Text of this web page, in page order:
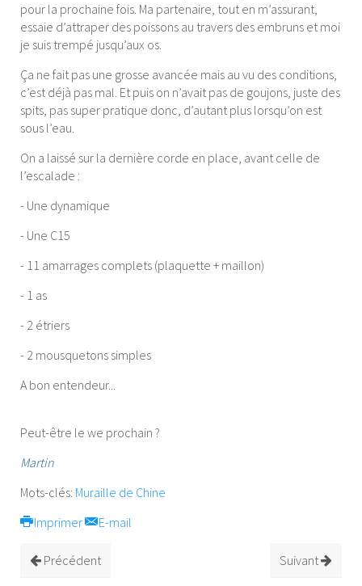
pour la prochaine fois. Ma partenaire, tout en m’assurant,
essaie d’attraper des poissons au travers des embruns et moi
je suis trempé jusqu’aux os.
Ça ne fait pas une grosse avancée mais au vu des conditions,
c’est déjà pas mal. Et puis on n’avait pas de goujons, juste des
spits, pas super pratique donc, d’autant plus lorsqu’on est
sous l’eau.
On a laissé sur la dernière corde en place, avant celle de
l’escalade :
- Une dynamique
- Une C15
- 11 amarrages complets (plaquette + maillon)
- 1 as
- 2 étriers
- 2 mousquetons simples
A bon entendeur...
Peut-être le we prochain ?
Martin
Mots-clés: Muraille de Chine
Imprimer
E-mail
Précédent Suivant